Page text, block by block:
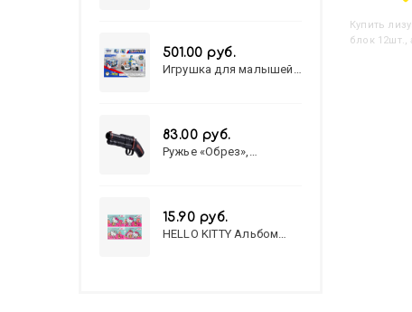
Купить
блок 12шт.,
501.00 руб.
Игрушка для малышей
83.00 руб.
Ружье «Обрез»,
15.90 руб.
HELLO KITTY Альбом